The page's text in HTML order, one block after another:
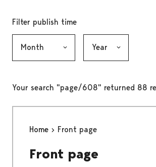
Filter publish time
Your search "page/608" returned 88
Home Front page
Front page